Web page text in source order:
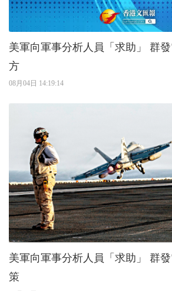
美軍向軍事分析人員「求助」 群
方
08月04日 14:19:14
美軍向軍事分析人員「求助」 群發電郵徵集對伊良
策